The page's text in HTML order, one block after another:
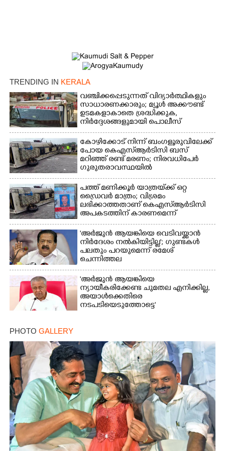
TRENDING IN KERALA
വഞ്ചിക്കപ്പെടുന്നത് വിദ്യാർത്ഥികളും
സാധാരണക്കാരും; മ്യൂൾ അക്കൗണ്ട്
ഉടമകളാകാതെ ശ്രദ്ധിക്കുക,
നിർദ്ദേശങ്ങളുമായി പൊലീസ്
കോഴിക്കോട് നിന്ന് ബംഗളൂരുവിലേക്ക്
പോയ കെഎസ്‌ആർടിസി ബസ്
മറിഞ്ഞ് രണ്ട് മരണം; നിരവധിപേർ
ഗുരുതരാവസ്ഥയിൽ
പത്ത് മണിക്കൂർ യാത്രയ്‌ക്ക് ഒറ്റ
ഡ്രൈവർ മാത്രം; വിശ്രമം
ലഭിക്കാത്തതാണ് കെഎസ്‌ആർടിസി
അപകടത്തിന് കാരണമെന്ന്
വിമർശനം
'അർജുൻ ആയങ്കിയെ വെടിവയ്ക്കാൻ
നിർദേശം നൽകിയിട്ടില്ല'; ഗുണ്ടകൾ
പലതും പറയുമെന്ന് രമേശ്
ചെന്നിത്തല
'അർജുൻ ആയങ്കിയെ
ന്യായീകരിക്കേണ്ട ചുമതല എനിക്കില്ല,
അയാൾക്കെതിരെ
നടപടിയെടുത്തോട്ടെ'
PHOTO GALLERY